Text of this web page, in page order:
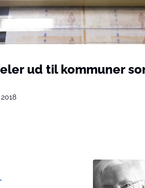
ud til kommuner